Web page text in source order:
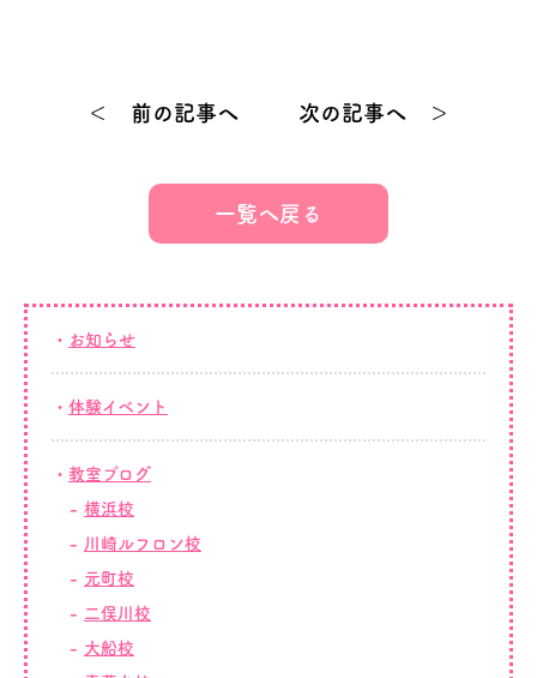
＜ 前の記事へ 次の記事へ ＞
一覧へ戻る
お知らせ
体験イベント
教室ブログ
横浜校
川崎ルフロン校
元町校
二俣川校
大船校